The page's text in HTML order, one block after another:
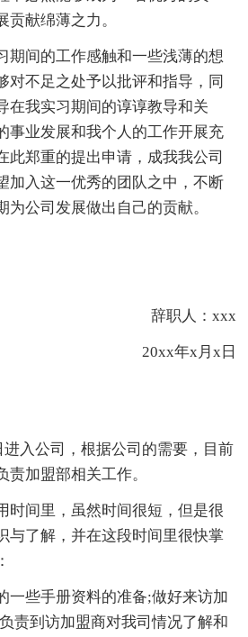
贡献绵薄之力。
期间的工作感触和一些浅薄的想
对不足之处予以批评和指导，同
在我实习期间的谆谆教导和关
事业发展和我个人的工作开展充
此郑重的提出申请，成我我公司
加入这一优秀的团队之中，不断
为公司发展做出自己的贡献。
辞职人：xxx
20xx年x月x日
入公司，根据公司的需要，目前
加盟部相关工作。
时间里，虽然时间很短，但是很
与了解，并在这段时间里很快掌
一些手册资料的准备;做好来访加
责到访加盟商对我司情况了解和